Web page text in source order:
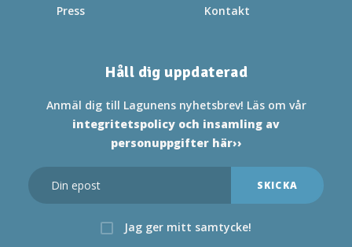
Press
Kontakt
Håll dig uppdaterad
Anmäl dig till Lagunens nyhetsbrev! Läs om vår
integritetspolicy och insamling av
personuppgifter här››
Jag ger mitt samtycke!